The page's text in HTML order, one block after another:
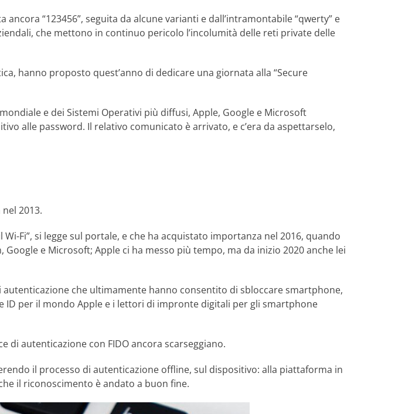
“123456”, seguita da alcune varianti e dall’intramontabile “qwerty” e
che mettono in continuo pericolo l’incolumità delle reti private delle
hanno proposto quest’anno di dedicare una giornata alla “Secure
e dei Sistemi Operativi più diffusi, Apple, Google e Microsoft
alle password. Il relativo comunicato è arrivato, e c’era da aspettarselo,
2013.
Fi”, si legge sul portale, e che ha acquistato importanza nel 2016, quando
e Microsoft; Apple ci ha messo più tempo, ma da inizio 2020 anche lei
che ultimamente hanno consentito di sbloccare smartphone,
ID per il mondo Apple e i lettori di impronte digitali per gli smartphone
di autenticazione con FIDO ancora scarseggiano.
il processo di autenticazione offline, sul dispositivo: alla piattaforma in
il riconoscimento è andato a buon fine.